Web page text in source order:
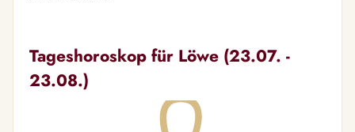
Tageshoroskop für Löwe (23.07. -
23.08.)